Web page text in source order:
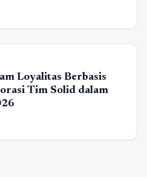
Loyalitas Berbasis
Tim Solid dalam